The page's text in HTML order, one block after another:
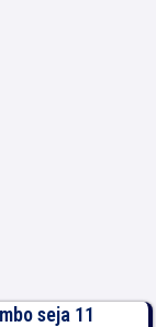
seja 11